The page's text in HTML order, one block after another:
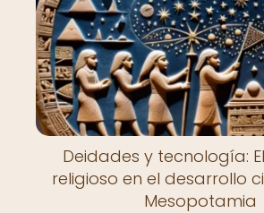
Deidades y tecnología:
religioso en el desarrollo
Mesopotamia